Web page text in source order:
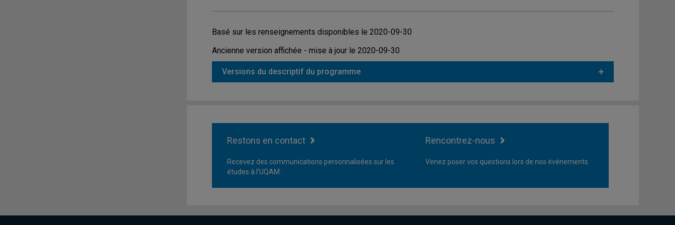
Basé sur les renseignements disponibles le 2020-09-30
Ancienne version affichée - mise à jour le 2020-09-30
Versions du descriptif du programme
Restons en contact
Recevez des communications personnalisées sur les
études à l'UQAM.
Rencontrez-nous
Venez poser vos questions lors de nos événements.